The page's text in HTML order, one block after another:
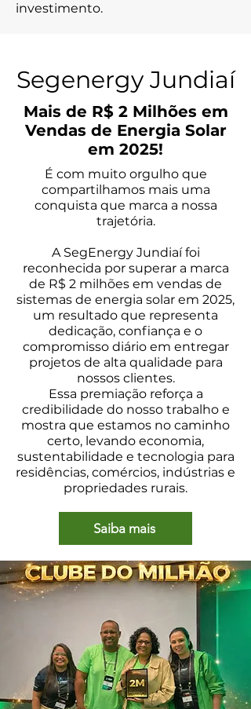
investimento.
Segenergy Jundiaí
Mais de R$ 2 Milhões em
Vendas de Energia Solar
em 2025!
É com muito orgulho que
compartilhamos mais uma
conquista que marca a nossa
trajetória.
A SegEnergy Jundiaí foi
reconhecida por superar a marca
de R$ 2 milhões em vendas de
sistemas de energia solar em 2025,
um resultado que representa
dedicação, confiança e o
compromisso diário em entregar
projetos de alta qualidade para
nossos clientes.
Essa premiação reforça a
credibilidade do nosso trabalho e
mostra que estamos no caminho
certo, levando economia,
sustentabilidade e tecnologia para
residências, comércios, indústrias e
propriedades rurais.
Saiba mais